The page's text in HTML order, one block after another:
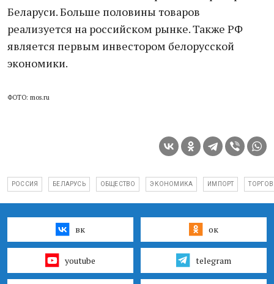
Беларуси. Больше половины товаров
реализуется на российском рынке. Также РФ
является первым инвестором белорусской
экономики.
ФОТО: mos.ru
РОССИЯ БЕЛАРУСЬ ОБЩЕСТВО ЭКОНОМИКА ИМПОРТ
вк ок
youtube telegram